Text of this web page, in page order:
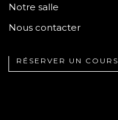
Notre salle
Nous contacter
RÉSERVER UN COURS